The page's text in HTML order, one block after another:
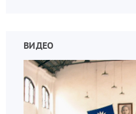
ВИДЕО